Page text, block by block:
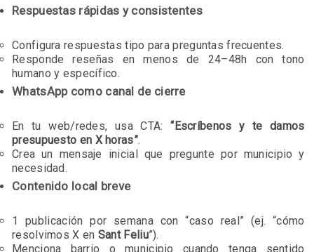
Respuestas rápidas y consistentes
Configura respuestas tipo para preguntas frecuentes.
Responde reseñas en menos de 24–48h con tono
humano y específico.
WhatsApp como canal de cierre
En tu web/redes, usa CTA:“Escríbenos y te damos
presupuesto en X horas”.
Crea un mensaje inicial que pregunte por municipio y
necesidad.
Contenido local breve
1 publicación por semana con “caso real” (ej. “cómo
resolvimos X en Sant Feliu”).
Menciona barrio o municipio cuando tenga sentido